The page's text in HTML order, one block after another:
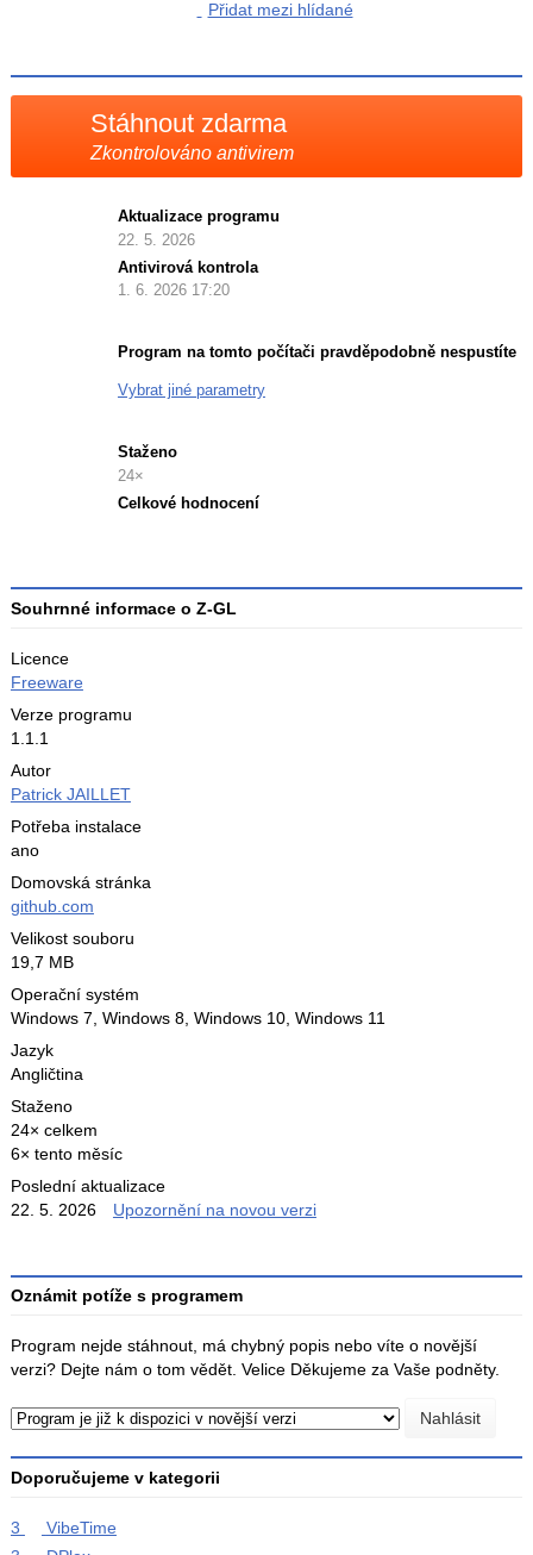
Přidat mezi hlídané
Stáhnout zdarma
Zkontrolováno antivirem
Aktualizace programu
22. 5. 2026
Antivirová kontrola
1. 6. 2026 17:20
Program na tomto počítači pravděpodobně nespustíte
Vybrat jiné parametry
Staženo
24×
Celkové hodnocení
Souhrnné informace o Z-GL
Licence
Freeware
Verze programu
1.1.1
Autor
Patrick JAILLET
Potřeba instalace
ano
Domovská stránka
github.com
Velikost souboru
19,7 MB
Operační systém
Windows 7, Windows 8, Windows 10, Windows 11
Jazyk
Angličtina
Staženo
24× celkem
6× tento měsíc
Poslední aktualizace
22. 5. 2026
Upozornění na novou verzi
Oznámit potíže s programem
Program nejde stáhnout, má chybný popis nebo víte o novější
verzi? Dejte nám o tom vědět. Velice Děkujeme za Vaše podněty.
Doporučujeme v kategorii
3
VibeTime